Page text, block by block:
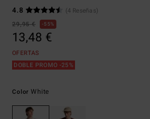
4.8
(4 Reseñas)
29,95 €
55%
13,48 €
OFERTAS
DOBLE PROMO -25%
ColorWhite